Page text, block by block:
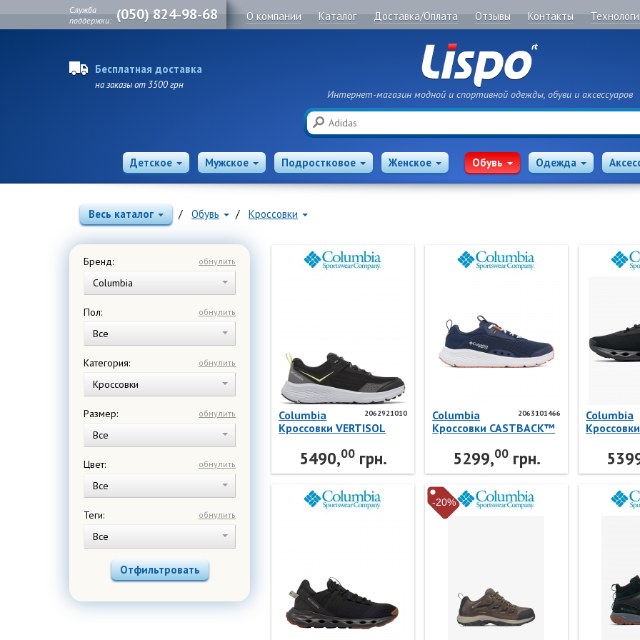
Служба
поддержки: (050) 824-98-68 О компании Каталог Доставка/Оплата Отзывы Контакты
Бесплатная доставка
на заказы от 3500 грн
Интернет-магазин модной и спортивной одежды, обуви и аксессуаров
Поиск
Детское Мужское Подростковое Женское Обувь Одежда
Весь каталог Обувь Кроссовки
обнулить
Бренд:
Columbia
обнулить
Пол:
Все
обнулить
Категория:
Кроссовки
обнулить
Размер:
Все
обнулить
Цвет:
Все
обнулить
Теги:
Все
Отфильтровать
2062921010
Columbia
Кроссовки VERTISOL
Columbia
5490,00грн.
2063101466
Columbia
Кроссовки CASTBACK™
Columbia
5299,00грн.
Columbia
Кроссовки
-20%